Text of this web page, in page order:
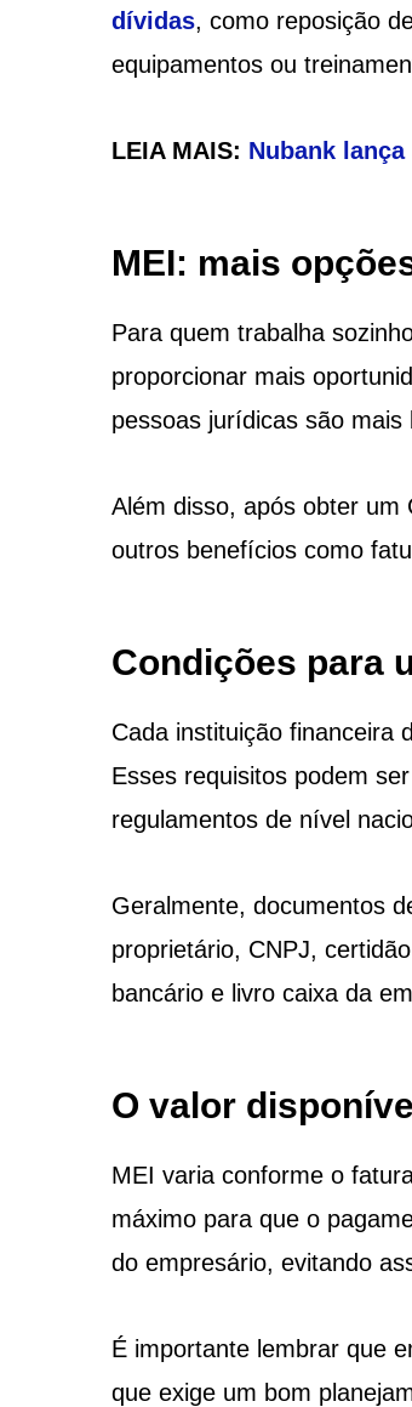
dívidas, como reposição
equipamentos ou
LEIA MAIS: Nubank
MEI: mais
Para quem trabalha
proporcionar mais
pessoas jurídicas são
Além disso, após obter um
outros benefícios como
Condições para
Cada instituição financeira
Esses requisitos podem
regulamentos de nível
Geralmente, documentos
proprietário, CNPJ,
bancário e livro caixa da
O valor
MEI varia conforme o
máximo para que o
do empresário, evitando
É importante lembrar que
que exige um bom